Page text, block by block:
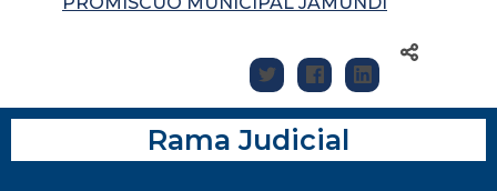
Rama Judicial